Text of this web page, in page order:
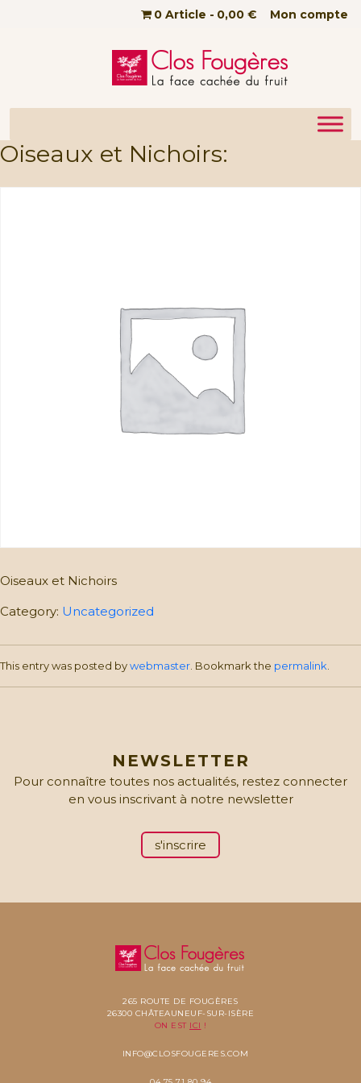
Passer au contenu principal Mon compte
0 Article 0,00 €
Oiseaux et Nichoirs:
Oiseaux et Nichoirs
Category: Uncategorized
This entry was posted bywebmaster . Bookmark the permalink
NEWSLETTER
Pour connaître toutes nos actualités, restez connecter
en vous inscrivant à notre newsletter
s'inscrire
265 ROUTE DE FOUGÈRES
26300 CHÂTEAUNEUF-SUR-ISÈRE
ON EST ICI !
INFO@CLOSFOUGERES.COM